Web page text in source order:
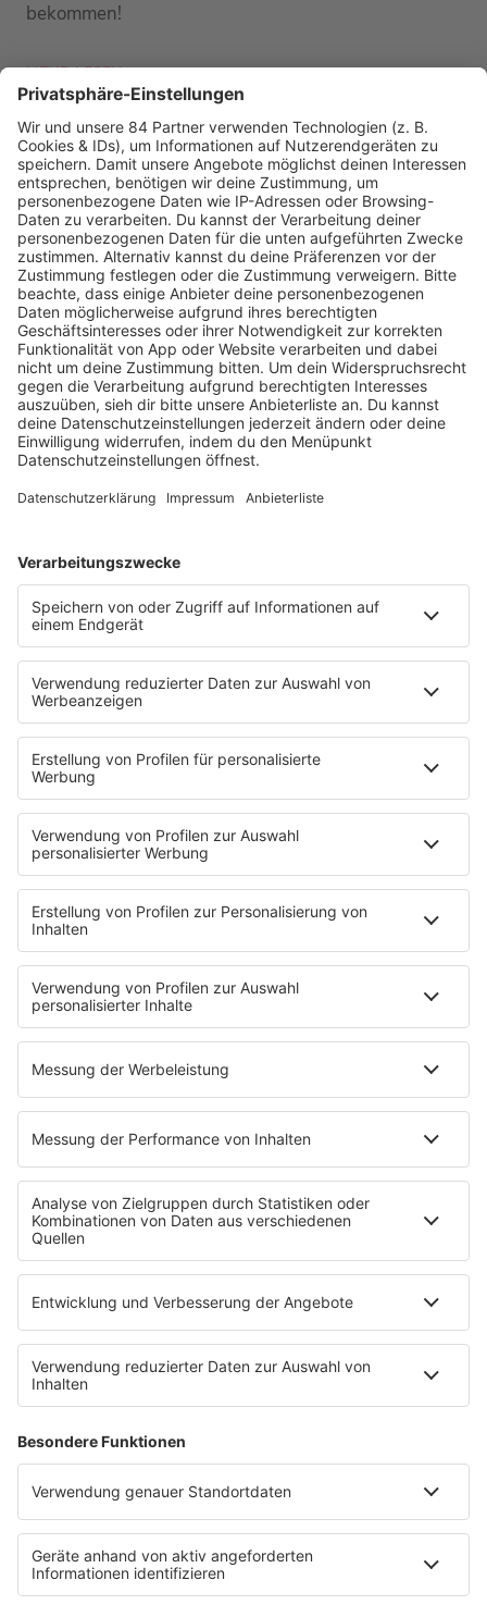
bekommen!
MEHR LESEN
PODCAST-GÄSTE: MEHR NEWS
HOME
RADIOS
barba radio
Lagerfeuer
Füße hoch
Schmusekatze
Song Contest
Mädelsabend
Ich hasse Sport
Sonntag Morgen
Strandbar
Putzfimmel
Deutschpop
Deutsche Liebeslieder
PODCASTS
Mit den Waffeln einer Frau
Frühstück bei Barbara
Brave & One
NotAufnahme
"Bewerbung und Karriere"
Aber bitte mit Schlager
Erdbeerkäse
Fitness mit M.A.R.K
Glück in Worten
Todesursache
Niemand muss ein Promi sein
PROGRAMM
Mit den Waffeln einer Frau
SERVICE
Empfang
barba radio App
Impressum
Datenschutz Facebook & Instagram
Datenschutzeinstellungen
Clubbedingungen
Werbung schalten
Waffel-Werbepartner
80s80s.de
90s90s.de
Schlagerplanetradio.com
1deutsch.de